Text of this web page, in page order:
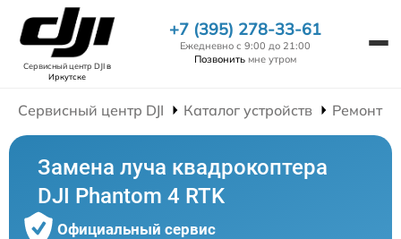
Сервисный центр DJIв
Иркутске
+7 (395) 278-33-61
Ежедневно с 9:00 до 21:00
Позвонить мне утром
Сервисный центр DJI Каталог устройств Ремонт
Замена луча квадрокоптера
DJI Phantom 4 RTK
Официальный сервис